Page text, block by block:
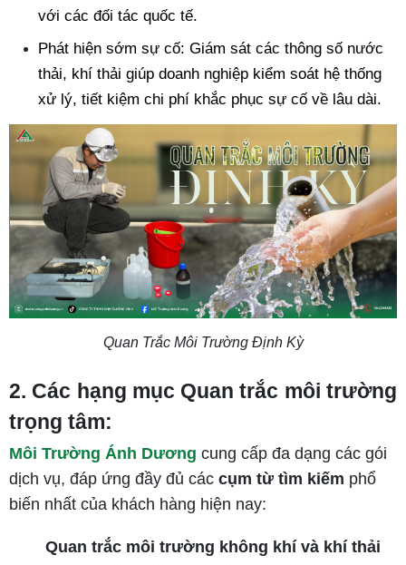
với các đối tác quốc tế.
Phát hiện sớm sự cố: Giám sát các thông số nước
thải, khí thải giúp doanh nghiệp kiểm soát hệ thống
xử lý, tiết kiệm chi phí khắc phục sự cố về lâu dài.
Quan Trắc Môi Trường Định Kỳ
2. Các hạng mục Quan trắc môi trường
trọng tâm:
Môi Trường Ánh Dương cung cấp đa dạng các gói
dịch vụ, đáp ứng đầy đủ các cụm từ tìm kiếm phổ
biến nhất của khách hàng hiện nay:
Quan trắc môi trường không khí và khí thải